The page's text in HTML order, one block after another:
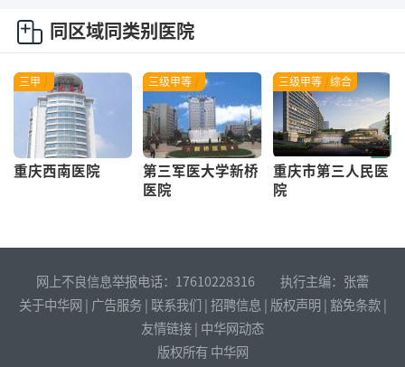
同区域同类别医院
重庆西南医院
三甲 |
第三军医大学新桥
医院
三级甲等 |
重庆市第三人民医
院
三级甲等 | 综合
网上不良信息举报电话：17610228316 执行主编：张蕾
关于中华网 | 广告服务|联系我们 |招聘信息 | 版权声明| 豁免条款|
友情链接| 中华网动态
版权所有 中华网